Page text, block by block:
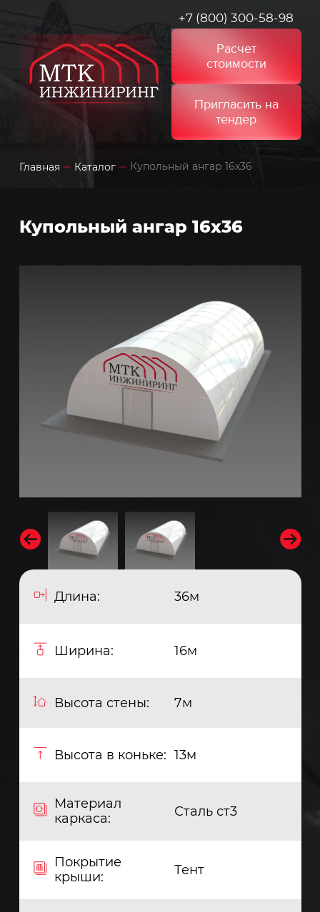
+7 (800) 300-58-98
Расчет
стоимости
Пригласить на
тендер
Главная Каталог Купольный ангар 16x36
Купольный ангар 16x36
Длина: 36м
Ширина: 16м
Высота стены: 7м
Высота в коньке: 13м
Материал
каркаса:
Сталь ст3
Покрытие
крыши:
Тент